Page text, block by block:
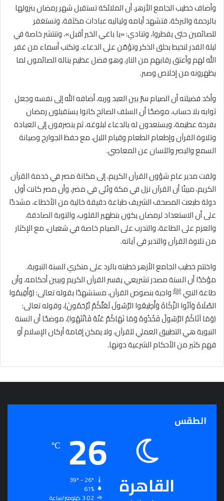
وأضاف خطيب الجامع الأزهر، أن الملائكة تستقبل شهر رمضان بنزولها
بالرحمة والبركة، فتشهد أيامه ولياليه عبادات مكثفة، وتستغفر
للصائمين حتى يفطروا، وتنادي: «يا باغي الخير أقبل»، وتنتشر خاصة في
ليلة القدر لتحيط بحلق الذكر وتؤمّن على الدعاء، وتكتب أسماء من غفر
الله لهم وأعتق رقابهم من النار، وهو فضل عظيم يناله الصائمون لما
يظهرونه من إخلاص وصبر.
وأكد فضيلته أن الصيام سرّ بين العبد وربه، أضافه الله إلى نفسه وجعل
ثوابه بلا حساب، موضحًا أن السلف الصالح كانوا يستقبلون رمضان
بفرحة عظيمة، ويستعدون له بالدعاء لبلوغه، ثم ينصرفون إلى العبادة
وتلاوة القرآن وإطعام الطعام وقيام الليل، مع حفظ الجوارح وصيانة
السمع والبصر واللسان عن المعاصي.
ولفت مدير عام شؤون القرآن الكريم، إلى مكانة مصر في خدمة القرآن
الكريم، مبينًا أن القرآن نزل في مكة وتُلي في مصر، وأن مصر كانت أول
دولة طبعت المصحف الشريف طباعة دقيقة خالية من الأخطاء، مشددًا
على أن الاستعداد لرمضان يكون بتطهير القلوب، والتوبة الصادقة،
والعزم على الطاعة، والتدرب على الصيام خاصة في شعبان، مع الإكثار
من تلاوة القرآن والتدبر في آياته.
واختتم خطيب الجامع الأزهر خطبته بالرد على منكري السنة النبوية،
مؤكدًا أن السنة مصدر تشريعي يفسر القرآن الكريم ويبين أحكامه، وأن
طاعة النبي ﷺ واجبة بنصوص القرآن، مستشهدًا بقوله تعالى: ﴿وَأَقِيمُوا
الصَّلَاةَ وَآتُوا الزَّكَاةَ وَأَطِيعُوا الرَّسُولَ لَعَلَّكُمْ تُرْحَمُونَ﴾، وقوله تعالى:
﴿وَمَا آتَاكُمُ الرَّسُولُ فَخُذُوهُ وَمَا نَهَاكُمْ عَنْهُ فَانْتَهُوا﴾، موضحًا أن السنة
النبوية هي التطبيق العملي للقرآن، ولا يمكن إقامة أركان الإسلام أو
فهم كثير من الأحكام الشرعية دونها.
الطقس
القاهرة
26
℃
61%
3.02 كيلومتر/ساعة